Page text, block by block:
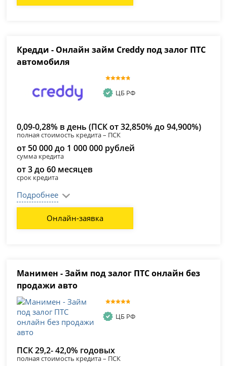
Кредди - Онлайн займ Creddy под залог ПТС
автомобиля
ЦБ РФ
0,09-0,28% в день (ПСК от 32,850% до 94,900%)
полная стоимость кредита – ПСК
от 50 000 до 1 000 000 рублей
сумма кредита
от 3 до 60 месяцев
срок кредита
Подробнее
Онлайн-заявка
Манимен - Займ под залог ПТС онлайн без
продажи авто
ЦБ РФ
ПСК 29,2- 42,0% годовых
полная стоимость кредита – ПСК